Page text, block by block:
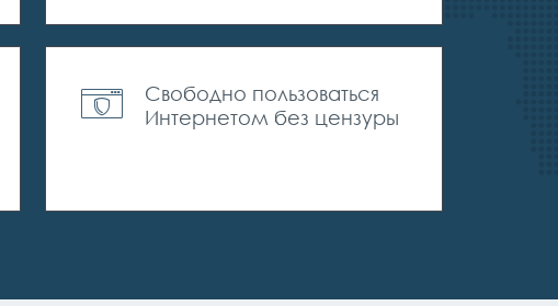
Свободно пользоваться
Интернетом без цензуры